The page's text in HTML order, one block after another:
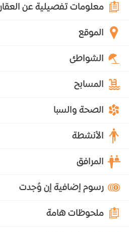
معلومات تفصيلية عن العقار
الموقع
الشواطئ
المسابح
الصحة والسبا
الأنشطة
المرافق
رسوم إضافية إن وُجدت
ملحوظات هامة